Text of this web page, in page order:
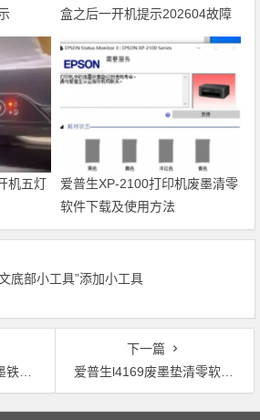
盒之后一开机提示202604故障
机五灯
爱普生XP-2100打印机废墨清零
软件下载及使用方法
底部小工具”添加小工具
？)
下一篇
爱普生l4169废墨垫清零软件(重置爱普生L4169废墨垫使用次数工具)